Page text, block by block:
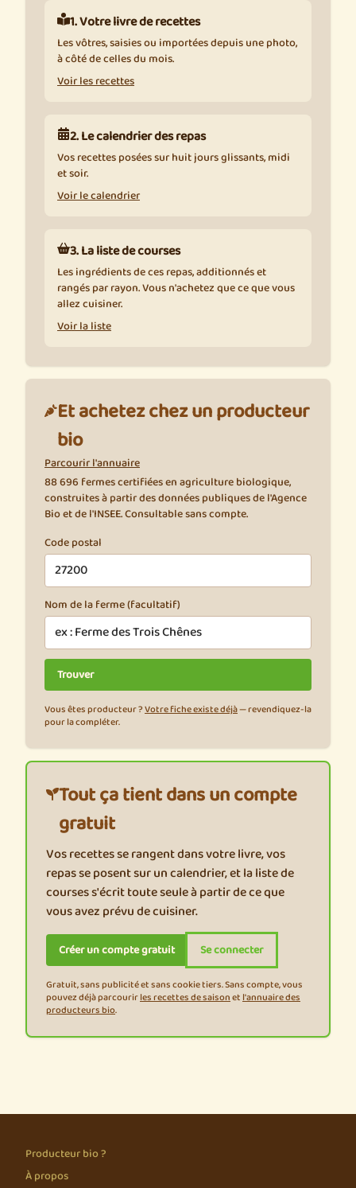
1. Votre livre de recettes
Les vôtres, saisies ou importées depuis une photo,
à côté de celles du mois.
Voir les recettes
2. Le calendrier des repas
Vos recettes posées sur huit jours glissants, midi
et soir.
Voir le calendrier
3. La liste de courses
Les ingrédients de ces repas, additionnés et
rangés par rayon. Vous n'achetez que ce que vous
allez cuisiner.
Voir la liste
Et achetez chez un producteur
bio
Parcourir l'annuaire
88 696 fermes certifiées en agriculture biologique,
construites à partir des données publiques de l'Agence
Bio et de l'INSEE. Consultable sans compte.
Code postal
Nom de la ferme (facultatif)
Vous êtes producteur ?Votre fiche existe déjà— revendiquez-la
pour la compléter.
Tout ça tient dans un compte
gratuit
Vos recettes se rangent dans votre livre, vos
repas se posent sur un calendrier, et la liste de
courses s'écrit toute seule à partir de ce que
vous avez prévu de cuisiner.
Créer un compte gratuit Se connecter
Gratuit, sans publicité et sans cookie tiers. Sans compte, vous
pouvez déjà parcourirles recettes de saisonetl'annuaire des
producteurs bio.
Producteur bio ?
À propos